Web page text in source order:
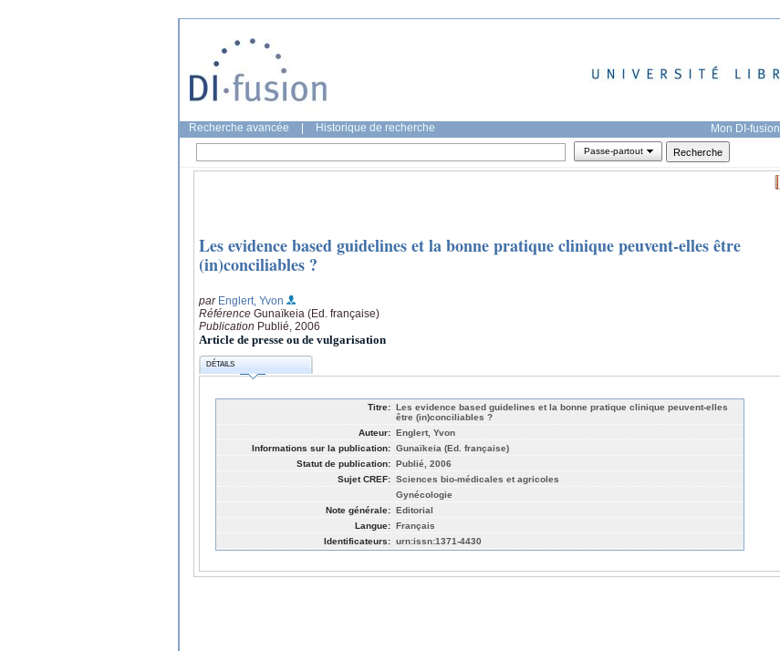
Recherche avancée Historique de recherche Mon DI-fusion
Passe-partout
Les evidence based guidelines et la bonne pratique clinique peuvent-elles être
(in)conciliables ?
par Englert, Yvon
Référence Gunaïkeia (Ed. française)
Publication Publié, 2006
Article de presse ou de vulgarisation
DÉTAILS
Titre: Les evidence based guidelines et la bonne pratique clinique peuvent-elles
être (in)conciliables ?
Auteur: Englert, Yvon
Informations sur la publication: Gunaïkeia (Ed. française)
Statut de publication: Publié, 2006
Sujet CREF: Sciences bio-médicales et agricoles
Gynécologie
Note générale: Editorial
Langue: Français
Identificateurs: urn:issn:1371-4430